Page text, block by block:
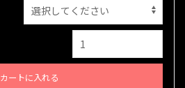
カートに入れる